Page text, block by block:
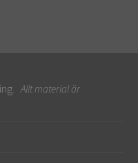
Allt material är